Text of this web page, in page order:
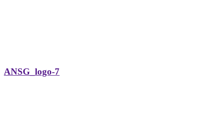
ANSG_logo-7